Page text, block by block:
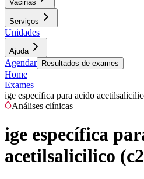
Vacinas
Serviços
Unidades
Ajuda
Agendar Resultados de exames
Home
Exames
ige específica para acido
Análises clínicas
ige específica
acetilsalicilico